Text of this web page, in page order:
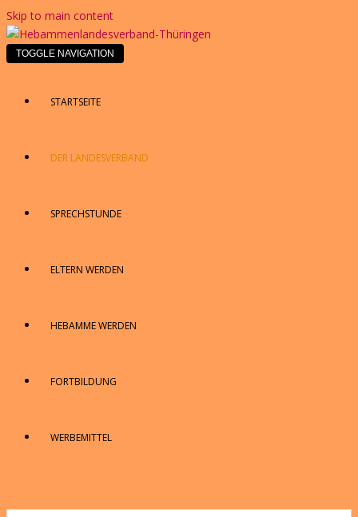
Skip to main content
TOGGLE NAVIGATION
STARTSEITE
DER LANDESVERBAND
SPRECHSTUNDE
ELTERN WERDEN
HEBAMME WERDEN
FORTBILDUNG
WERBEMITTEL